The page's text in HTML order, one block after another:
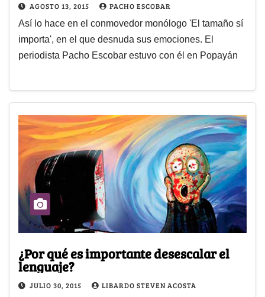
AGOSTO 13, 2015 PACHO ESCOBAR
Así lo hace en el conmovedor monólogo 'El tamaño sí
importa', en el que desnuda sus emociones. El
periodista Pacho Escobar estuvo con él en Popayán
¿Por qué es importante desescalar el
lenguaje?
JULIO 30, 2015 LIBARDO STEVEN ACOSTA